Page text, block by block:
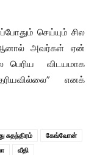
செய்யும் சில
அவர்கள் ஏன்
பெரிய விடயமாக
எனக்
சுதந்திரம்
கேங்வோன்
வீதி